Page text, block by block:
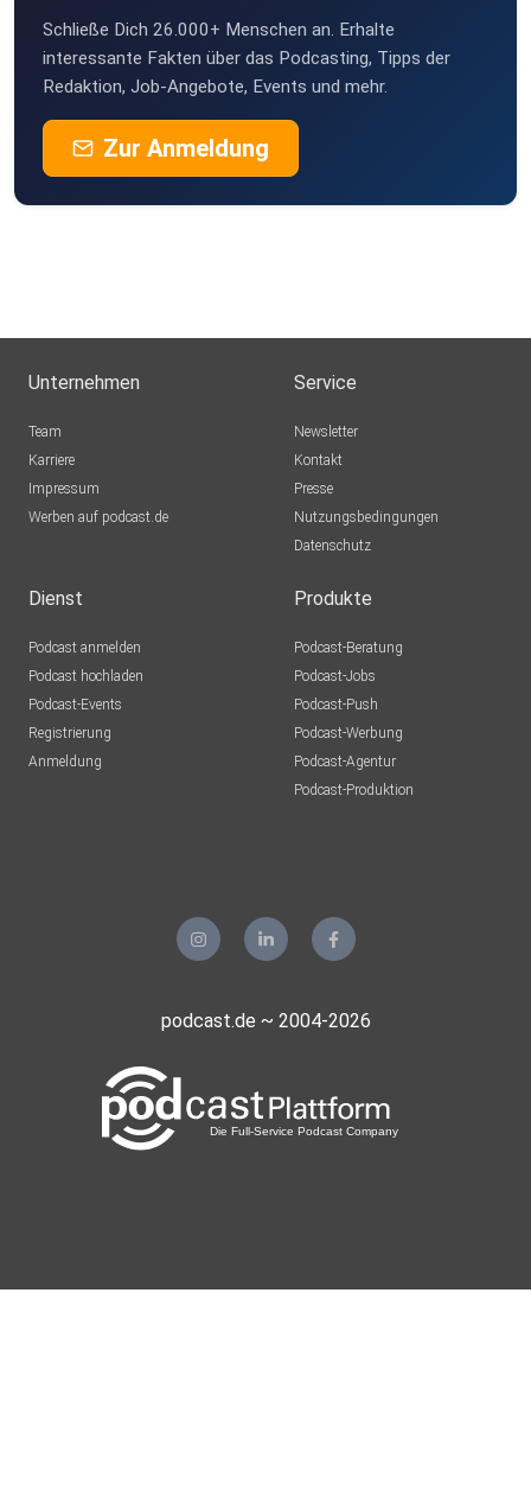
Schließe Dich 26.000+ Menschen an. Erhalte
interessante Fakten über das Podcasting, Tipps der
Redaktion, Job-Angebote, Events und mehr.
Zur Anmeldung
Unternehmen
Team
Karriere
Impressum
Werben auf podcast.de
Service
Newsletter
Kontakt
Presse
Nutzungsbedingungen
Datenschutz
Dienst
Podcast anmelden
Podcast hochladen
Podcast-Events
Registrierung
Anmeldung
Produkte
Podcast-Beratung
Podcast-Jobs
Podcast-Push
Podcast-Werbung
Podcast-Agentur
Podcast-Produktion
podcast.de ~ 2004-2026